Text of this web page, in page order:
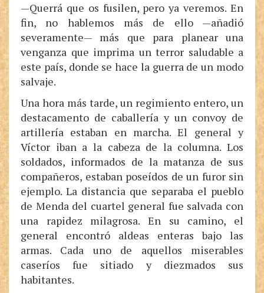
—Querrá que os fusilen, pero ya veremos. En
fin, no hablemos más de ello —añadió
severamente— más que para planear una
venganza que imprima un terror saludable a
este país, donde se hace la guerra de un modo
salvaje.
Una hora más tarde, un regimiento entero, un
destacamento de caballería y un convoy de
artillería estaban en marcha. El general y
Víctor iban a la cabeza de la columna. Los
soldados, informados de la matanza de sus
compañeros, estaban poseídos de un furor sin
ejemplo. La distancia que separaba el pueblo
de Menda del cuartel general fue salvada con
una rapidez milagrosa. En su camino, el
general encontró aldeas enteras bajo las
armas. Cada uno de aquellos miserables
caseríos fue sitiado y diezmados sus
habitantes.